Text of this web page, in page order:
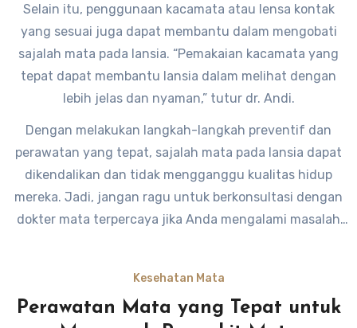
sayuran berdaun hijau dan buah-buahan berwarna
oranye,” jelas dr. Andi.
Selain itu, penggunaan kacamata atau lensa kontak
yang sesuai juga dapat membantu dalam mengobati
sajalah mata pada lansia. “Pemakaian kacamata yang
tepat dapat membantu lansia dalam melihat dengan
lebih jelas dan nyaman,” tutur dr. Andi.
Dengan melakukan langkah-langkah preventif dan
perawatan yang tepat, sajalah mata pada lansia dapat
dikendalikan dan tidak mengganggu kualitas hidup
mereka. Jadi, jangan ragu untuk berkonsultasi dengan
dokter mata terpercaya jika Anda mengalami masalah
keluarga di usia lanjut yang mengalami masalah serupa.
Kesehatan Mata
Perawatan Mata yang Tepat untuk